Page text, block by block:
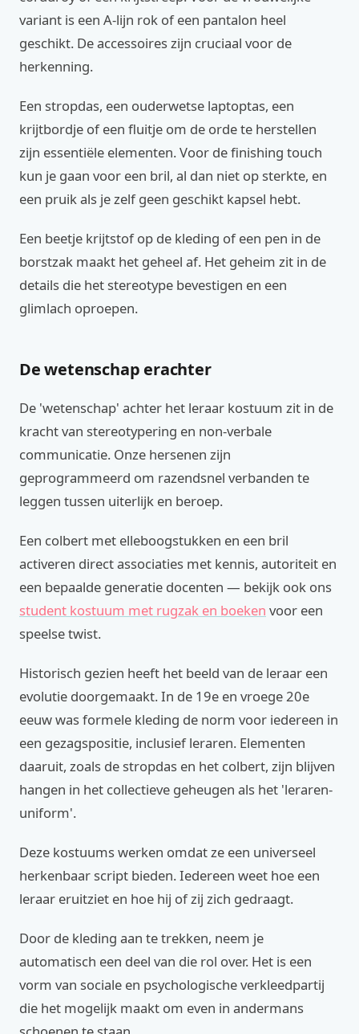
variant is een A-lijn rok of een pantalon heel
geschikt. De accessoires zijn cruciaal voor de
herkenning.
Een stropdas, een ouderwetse laptoptas, een
krijtbordje of een fluitje om de orde te herstellen
zijn essentiële elementen. Voor de finishing touch
kun je gaan voor een bril, al dan niet op sterkte, en
een pruik als je zelf geen geschikt kapsel hebt.
Een beetje krijtstof op de kleding of een pen in de
borstzak maakt het geheel af. Het geheim zit in de
details die het stereotype bevestigen en een
glimlach oproepen.
De wetenschap erachter
De 'wetenschap' achter het leraar kostuum zit in de
kracht van stereotypering en non-verbale
communicatie. Onze hersenen zijn
geprogrammeerd om razendsnel verbanden te
leggen tussen uiterlijk en beroep.
Een colbert met elleboogstukken en een bril
activeren direct associaties met kennis, autoriteit en
een bepaalde generatie docenten — bekijk ook ons
student kostuum met rugzak en boeken voor een
speelse twist.
Historisch gezien heeft het beeld van de leraar een
evolutie doorgemaakt. In de 19e en vroege 20e
eeuw was formele kleding de norm voor iedereen in
een gezagspositie, inclusief leraren. Elementen
daaruit, zoals de stropdas en het colbert, zijn blijven
hangen in het collectieve geheugen als het 'leraren-
uniform'.
Deze kostuums werken omdat ze een universeel
herkenbaar script bieden. Iedereen weet hoe een
leraar eruitziet en hoe hij of zij zich gedraagt.
Door de kleding aan te trekken, neem je
automatisch een deel van die rol over. Het is een
vorm van sociale en psychologische verkleedpartij
die het mogelijk maakt om even in andermans